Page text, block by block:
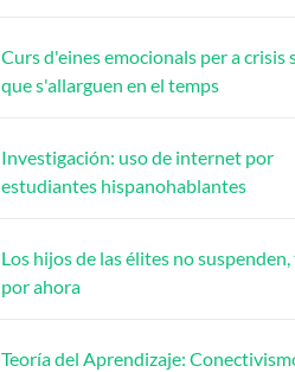
Curs d'eines emocionals per a crisis
que s'allarguen en el temps
Investigación: uso de internet por
estudiantes hispanohablantes
Los hijos de las élites no suspenden,
por ahora
Teoría del Aprendizaje: